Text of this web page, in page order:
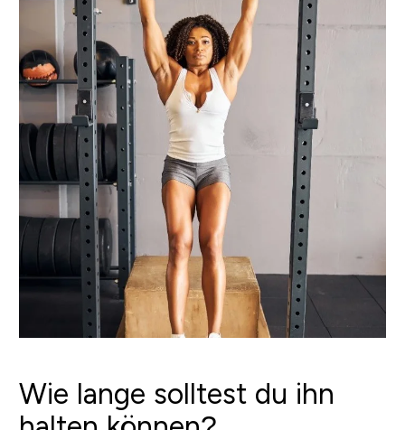
Wie lange solltest du ihn